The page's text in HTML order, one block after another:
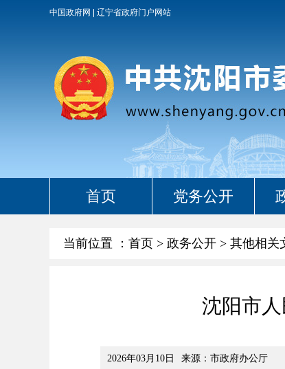
中国政府网 辽宁省政府门户网站
首页 党务公开
当前位置 ： 首页 > 政务公开 > 其他相关
沈阳市
2026年03月10日 来源：市政府办公厅